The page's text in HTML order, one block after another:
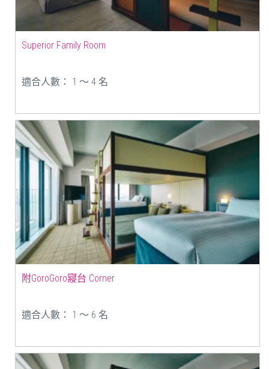
Superior Family Room
適合人數： 1 ～ 4 名
附GoroGoro寢台 Corner
適合人數： 1 ～ 6 名